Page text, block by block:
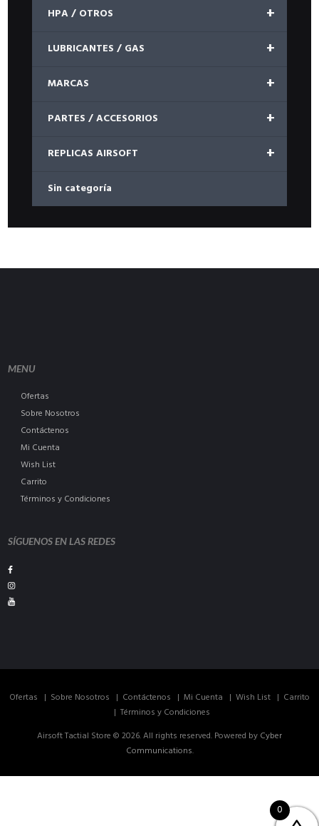
+
HPA / OTROS
+
LUBRICANTES / GAS
+
MARCAS
+
PARTES / ACCESORIOS
+
REPLICAS AIRSOFT
Sin categoría
MENU
Ofertas
Sobre Nosotros
Contáctenos
Mi Cuenta
Wish List
Carrito
Términos y Condiciones
SÍGUENOS EN LAS REDES
Ofertas Sobre Nosotros Contáctenos Mi Cuenta Wish List
Carrito
Términos y Condiciones
Airsoft Tactial Store © 2026. All rights reserved. Powered by Cyber
Communications.
0